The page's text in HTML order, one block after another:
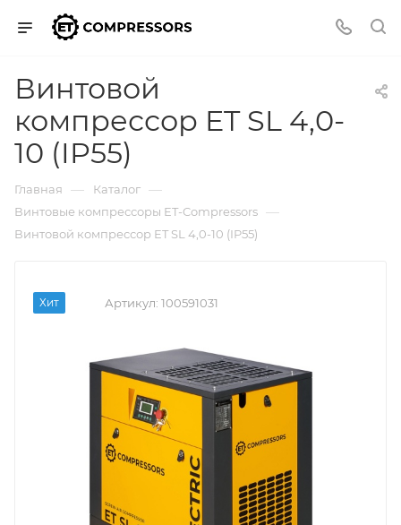
Винтовой
компрессор ET SL 4,0-
10 (IP55)
Главная — Каталог —
Винтовые компрессоры ET-Compressors —
Винтовой компрессор ET SL 4,0-10 (IP55)
Хит Артикул: 100591031